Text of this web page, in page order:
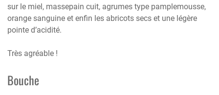
sur le miel, massepain cuit, agrumes type pamplemousse,
orange sanguine et enfin les abricots secs et une légère
pointe d’acidité.
Très agréable !
Bouche